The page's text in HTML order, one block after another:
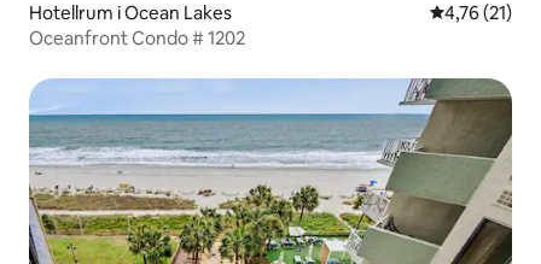
Hotellrum i Ocean Lakes 4,76 av 5 i
4,76 (21)
Oceanfront Condo # 1202